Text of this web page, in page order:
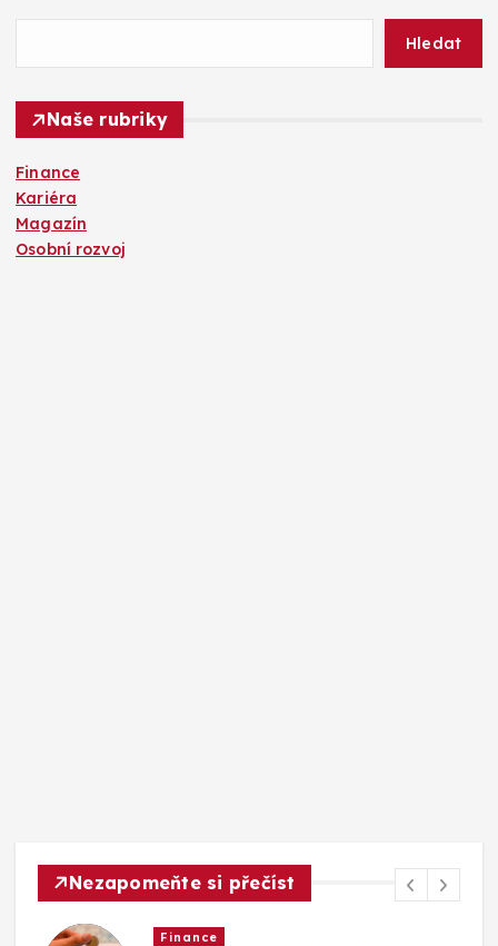
Hledat
Naše rubriky
Finance
Kariéra
Magazín
Osobní rozvoj
Nezapomeňte si přečíst
Finance